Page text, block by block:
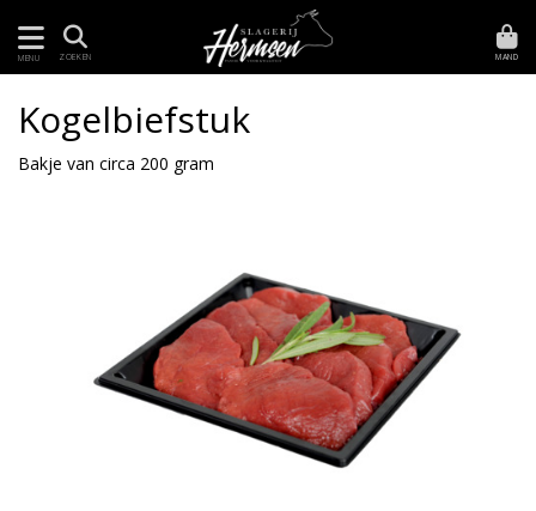
MENU ZOEKEN MAND
Kogelbiefstuk
Bakje van circa 200 gram